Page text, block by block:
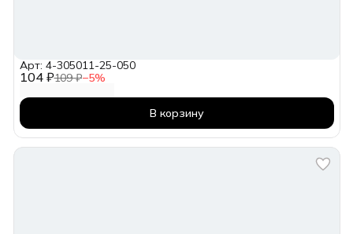
104 ₽109 ₽−5%
Арт: 4-305011-25-050
В корзину